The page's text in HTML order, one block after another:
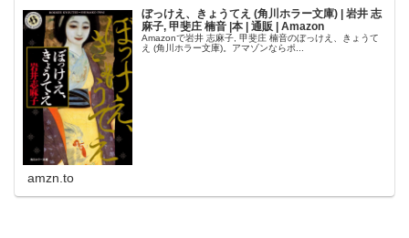
ぼっけえ、きょうてえ (角川ホラー文庫) | 岩井 志
麻子, 甲斐庄 楠音 |本 | 通販 | Amazon
Amazonで岩井 志麻子, 甲斐庄 楠音のぼっけえ、きょうて
え (角川ホラー文庫)。アマゾンならポ...
amzn.to